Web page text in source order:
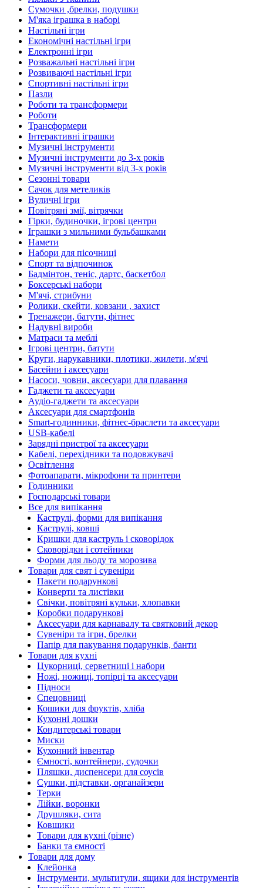
Сумочки ,брелки, подушки
М'яка іграшка в наборі
Настільні ігри
Економічні настільні ігри
Електронні ігри
Розважальні настільні ігри
Розвиваючі настільні ігри
Спортивні настільні ігри
Пазли
Роботи та трансформери
Роботи
Трансформери
Інтерактивні іграшки
Музичні інструменти
Музичні інструменти до 3-х років
Музичні інструменти від 3-х років
Сезонні товари
Сачок для метеликів
Вуличні ігри
Повітряні змії, вітрячки
Гірки, будиночки, ігрові центри
Іграшки з мильними бульбашками
Намети
Набори для пісочниці
Спорт та відпочинок
Бадмінтон, теніс, дартс, баскетбол
Боксерські набори
М'ячі, стрибуни
Ролики, скейти, ковзани , захист
Тренажери, батути, фітнес
Надувні вироби
Матраси та меблі
Ігрові центри, батути
Круги, нарукавники, плотики, жилети, м'ячі
Басейни і аксесуари
Насоси, човни, аксесуари для плавання
Гаджети та аксесуари
Аудіо-гаджети та аксесуари
Аксесуари для смартфонів
Smart-годинники, фітнес-браслети та аксесуари
USB-кабелі
Зарядні пристрої та аксесуари
Кабелі, перехідники та подовжувачі
Освітлення
Фотоапарати, мікрофони та принтери
Годинники
Господарські товари
Все для випікання
Каструлі, форми для випікання
Каструлі, ковші
Кришки для каструль і сковорідок
Сковорідки і сотейники
Форми для льоду та морозива
Товари для свят і сувеніри
Пакети подарункові
Конверти та листівки
Свічки, повітряні кульки, хлопавки
Коробки подарункові
Аксесуари для карнавалу та святковий декор
Сувеніри та ігри, брелки
Папір для пакування подарунків, банти
Товари для кухні
Цукорниці, серветниці і набори
Ножі, ножиці, топірці та аксесуари
Підноси
Спецовниці
Кошики для фруктів, хліба
Кухонні дошки
Кондитерські товари
Миски
Кухонний інвентар
Ємності, контейнери, судочки
Пляшки, диспенсери для соусів
Сушки, підставки, органайзери
Терки
Лійки, воронки
Друшляки, сита
Ковшики
Товари для кухні (різне)
Банки та ємності
Товари для дому
Клейонка
Інструменти, мультитули, ящики для інструментів